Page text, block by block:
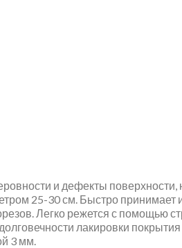
и дефекты поверхности,
25-30 см. Быстро
Легко режется с помощью
лакировки
3 мм.